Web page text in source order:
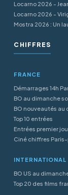
Locarno 2026 -
Locarno 2026 -
Mostra 2026 : Un
CHIFFRES
FRANCE
Démarrages 14h
BO au dimanche
BO nouveautés au
Top 10 entrées
Entrées premier
Ciné chiffres
INTERNATIONAL
BO US au
Top 20 des films